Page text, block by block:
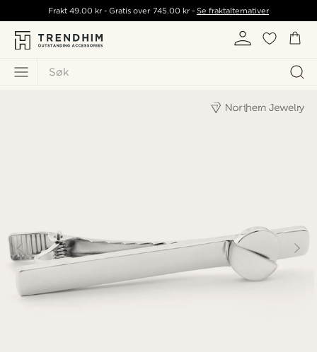
Søk
Frakt49.00 kr - Gratis over 745.00 kr- Se fraktalternativer